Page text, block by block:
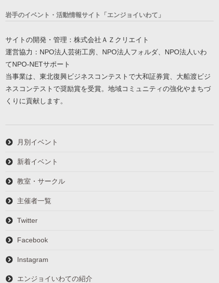
岩手のイベント・活動情報サイト「エンジョイいわて」
サイトの開発・管理：株式会社ＡＺクリエイト
運営協力：NPO法人芸術工房、NPO法人フォルダ、NPO法人いわ
てNPO-NETサポート
当事業は、東北復興ビジネスコンテストで大和証券賞、大船渡ビジ
ネスコンテストで奨励賞を受賞。地域コミュニティの強化やまちづ
くりに貢献します。
月別イベント
新着イベント
教室・サークル
主催者一覧
Twitter
Facebook
Instagram
エンジョイいわての紹介